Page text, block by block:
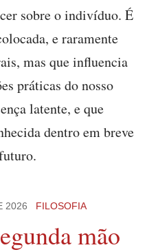
sobre o indivíduo. É
e raramente
mas que influencia
práticas do nosso
latente, e que
dentro em breve
2026 FILOSOFIA
mão